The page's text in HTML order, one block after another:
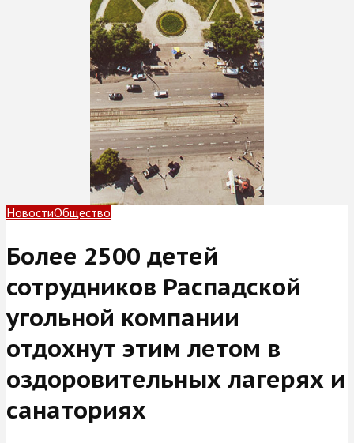
НовостиОбщество
Более 2500 детей
сотрудников Распадской
угольной компании
отдохнут этим летом в
оздоровительных лагерях и
санаториях